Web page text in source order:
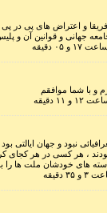
و اعتراض های پی در
جهانی و قوانین آن و
و با شما موافقم
نبود و جهان ایالتی
بودند ، هر کسی در هر
های خودشان ملت ها را